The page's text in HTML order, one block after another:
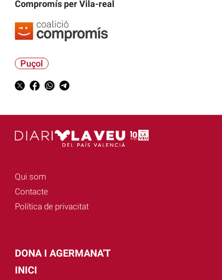
Compromís per Vila-real
Puçol
Qui som
Contacte
Política de privacitat
DONA I AGERMANA'T
INICI